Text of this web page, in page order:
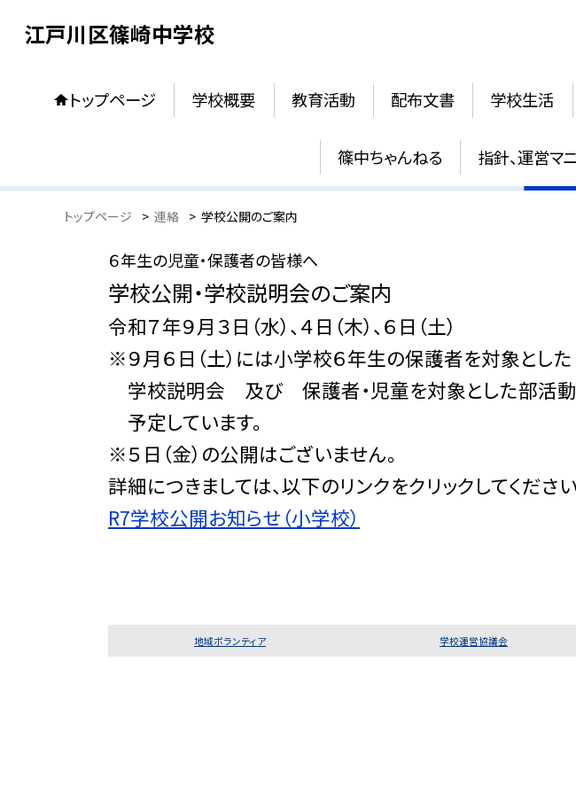
江戸川区篠崎中学校
トップページ 学校概要 教育活動 配布文書 学校生活
篠中ちゃんねる 指針、運営マ
学校公
トップページ > 連絡 > 学校公開のご案内
６年生の児童・保護者の皆様へ
学校公開・学校説明会のご案内
令和７年９月３日（水）、４日（木）、６日（土）
※９月６日（土）には小学校６年生の保護者を対象とした
学校説明会 及び 保護者・児童を対象とした部活
予定しています。
※５日（金）の公開はございません。
詳細につきましては、以下のリンクをクリックしてください
R7学校公開お知らせ（小学校）
地域ボランティア 学校運営協議会